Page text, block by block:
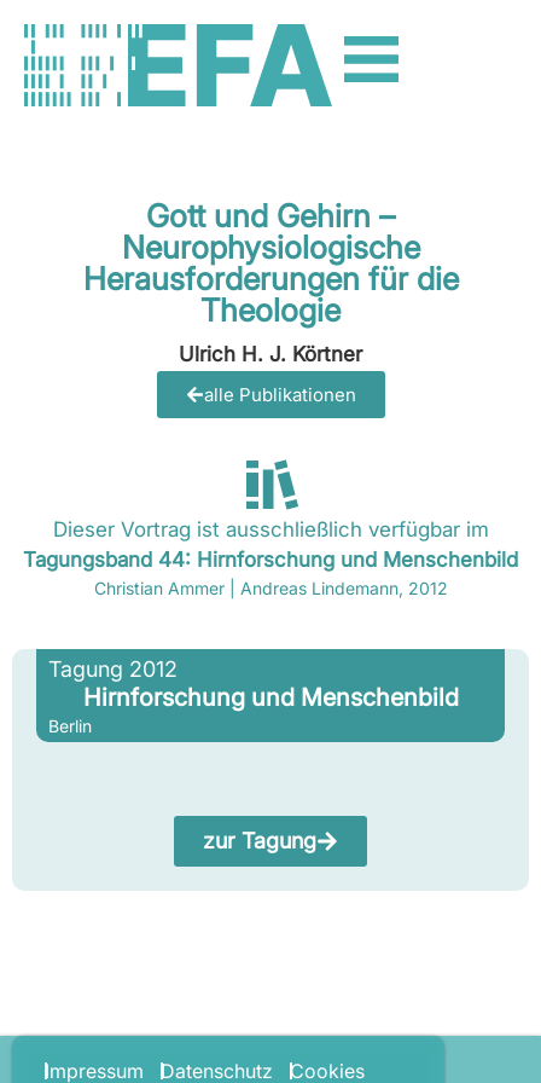
Gott und Gehirn –
Neurophysiologische
Herausforderungen für die
Theologie
Ulrich H. J. Körtner
alle Publikationen
Dieser Vortrag ist ausschließlich verfügbar im
Tagungsband 44: Hirnforschung und Menschenbild
Christian Ammer | Andreas Lindemann, 2012
Tagung 2012
Hirnforschung und Menschenbild
Berlin
zur Tagung
Impressum Datenschutz Cookies